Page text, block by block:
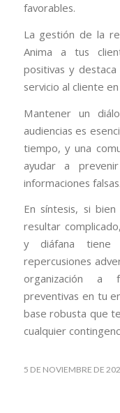
favorables.
La gestión de la
Anima a tus
positivas y
servicio al cliente
Mantener un
audiencias es
tiempo, y una
ayudar a
informaciones falsas.
En síntesis, si
resultar
y diáfana tiene
repercusiones
organización a
preventivas en tu
base robusta que
cualquier
5 DE NOVIEMBRE DE